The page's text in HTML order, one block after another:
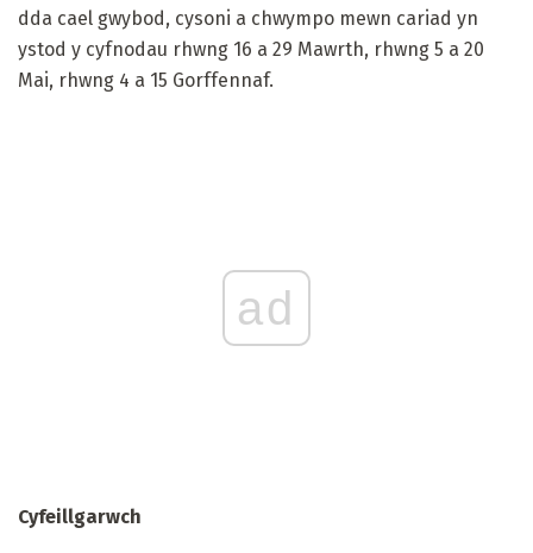
dda cael gwybod, cysoni a chwympo mewn cariad yn
ystod y cyfnodau rhwng 16 a 29 Mawrth, rhwng 5 a 20
Mai, rhwng 4 a 15 Gorffennaf.
ad
Cyfeillgarwch